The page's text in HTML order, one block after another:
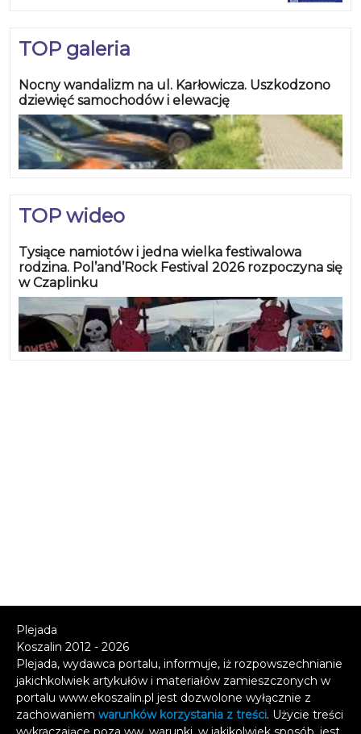
TOP galeria
Nocny wandalizm na ul. Karłowicza. Uszkodzono
dziewięć samochodów i elewację
TOP wideo
Tysiące namiotów i jedna wielka festiwalowa
rodzina. Pol’and’Rock Festival 2026 rozpoczyna się
w Czaplinku
Plejada
Koszalin 2012 - 2026
Plejada, wydawca portalu, informuje, iż rozpowszechnianie
jakichkolwiek artykułów i materiałów zamieszczonych w
portalu www.ekoszalin.pl jest dozwolone wyłącznie z
zachowaniem warunków korzystania z treści. Użycie treści